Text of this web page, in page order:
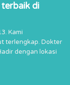
terbaik di
Kami
terlengkap. Dokter
dengan lokasi